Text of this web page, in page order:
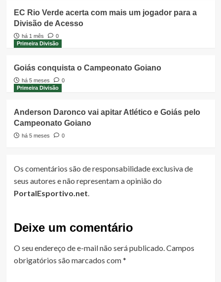
EC Rio Verde acerta com mais um jogador para a
Divisão de Acesso
há 1 mês
0
Primeira Divisão
Goiás conquista o Campeonato Goiano
há 5 meses
0
Primeira Divisão
Anderson Daronco vai apitar Atlético e Goiás pelo
Campeonato Goiano
há 5 meses 0
Os comentários são de responsabilidade exclusiva de
seus autores e não representam a opinião do
PortalEsportivo.net.
Deixe um comentário
O seu endereço de e-mail não será publicado.Campos
obrigatórios são marcados com*